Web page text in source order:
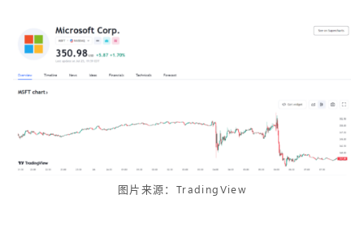
图片来源：TradingView